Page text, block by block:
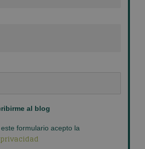
al blog
formulario acepto la